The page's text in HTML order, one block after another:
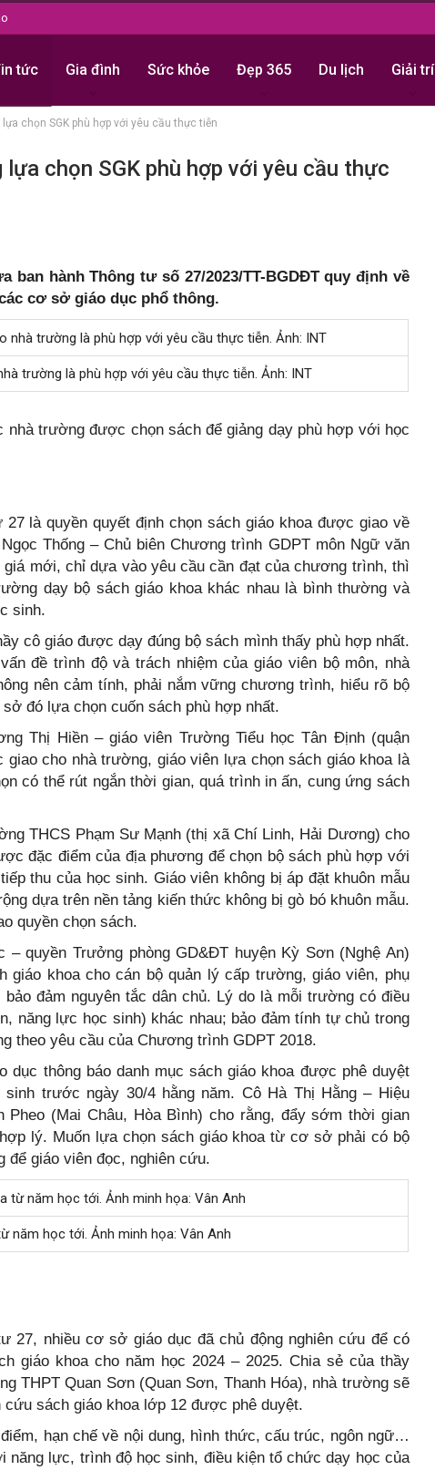
tức Gia đình Sức khỏe Đẹp 365 Du lịch Giải trí
chọn SGK phù hợp với yêu cầu thực tiễn
chọn SGK phù hợp với yêu cầu thực
ban hành Thông tư số 27/2023/TT-BGDĐT quy định về
cơ sở giáo dục phổ thông.
trường là phù hợp với yêu cầu thực tiễn. Ảnh: INT
nhà trường được chọn sách để giảng dạy phù hợp với học
là quyền quyết định chọn sách giáo khoa được giao về
Thống – Chủ biên Chương trình GDPT môn Ngữ văn
mới, chỉ dựa vào yêu cầu cần đạt của chương trình, thì
dạy bộ sách giáo khoa khác nhau là bình thường và
sinh.
cô giáo được dạy đúng bộ sách mình thấy phù hợp nhất.
đề trình độ và trách nhiệm của giáo viên bộ môn, nhà
nên cảm tính, phải nắm vững chương trình, hiểu rõ bộ
đó lựa chọn cuốn sách phù hợp nhất.
Thị Hiền – giáo viên Trường Tiểu học Tân Định (quận
giao cho nhà trường, giáo viên lựa chọn sách giáo khoa là
có thể rút ngắn thời gian, quá trình in ấn, cung ứng sách
THCS Phạm Sư Mạnh (thị xã Chí Linh, Hải Dương) cho
đặc điểm của địa phương để chọn bộ sách phù hợp với
thu của học sinh. Giáo viên không bị áp đặt khuôn mẫu
dựa trên nền tảng kiến thức không bị gò bó khuôn mẫu.
quyền chọn sách.
– quyền Trưởng phòng GD&ĐT huyện Kỳ Sơn (Nghệ An)
giáo khoa cho cán bộ quản lý cấp trường, giáo viên, phụ
đảm nguyên tắc dân chủ. Lý do là mỗi trường có điều
năng lực học sinh) khác nhau; bảo đảm tính tự chủ trong
theo yêu cầu của Chương trình GDPT 2018.
dục thông báo danh mục sách giáo khoa được phê duyệt
trước ngày 30/4 hằng năm. Cô Hà Thị Hằng – Hiệu
Pheo (Mai Châu, Hòa Bình) cho rằng, đẩy sớm thời gian
lý. Muốn lựa chọn sách giáo khoa từ cơ sở phải có bộ
giáo viên đọc, nghiên cứu.
năm học tới. Ảnh minh họa: Vân Anh
27, nhiều cơ sở giáo dục đã chủ động nghiên cứu để có
giáo khoa cho năm học 2024 – 2025. Chia sẻ của thầy
THPT Quan Sơn (Quan Sơn, Thanh Hóa), nhà trường sẽ
sách giáo khoa lớp 12 được phê duyệt.
hạn chế về nội dung, hình thức, cấu trúc, ngôn ngữ…
năng lực, trình độ học sinh, điều kiện tổ chức dạy học của